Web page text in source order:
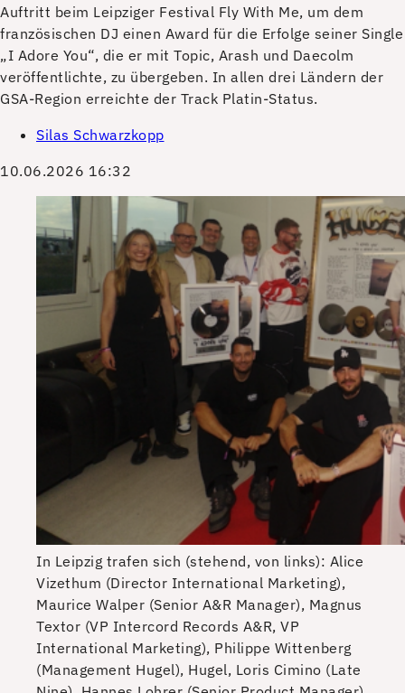
Auftritt beim Leipziger Festival Fly With Me, um dem
französischen DJ einen Award für die Erfolge seiner Single
„I Adore You“, die er mit Topic, Arash und Daecolm
veröffentlichte, zu übergeben. In allen drei Ländern der
GSA-Region erreichte der Track Platin-Status.
Silas Schwarzkopp
10.06.2026 16:32
In Leipzig trafen sich (stehend, von links): Alice
Vizethum (Director International Marketing),
Maurice Walper (Senior A&R Manager), Magnus
Textor (VP Intercord Records A&R, VP
International Marketing), Philippe Wittenberg
(Management Hugel), Hugel, Loris Cimino (Late